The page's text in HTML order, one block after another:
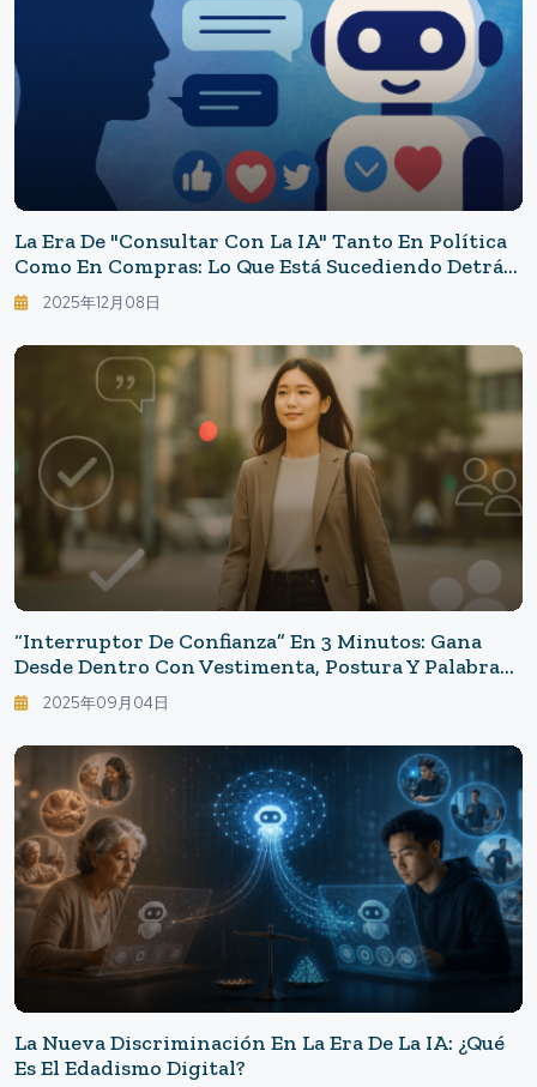
La Era De "consultar Con La IA" Tanto En Política
Como En Compras: Lo Que Está Sucediendo Detrás
De Los Chatbots Persuasivos
2025年12月08日
“Interruptor De Confianza” En 3 Minutos: Gana
Desde Dentro Con Vestimenta, Postura Y Palabras -
Diseño De La Temperatura En Las Relaciones
Humanas
2025年09月04日
La Nueva Discriminación En La Era De La IA: ¿Qué
Es El Edadismo Digital?